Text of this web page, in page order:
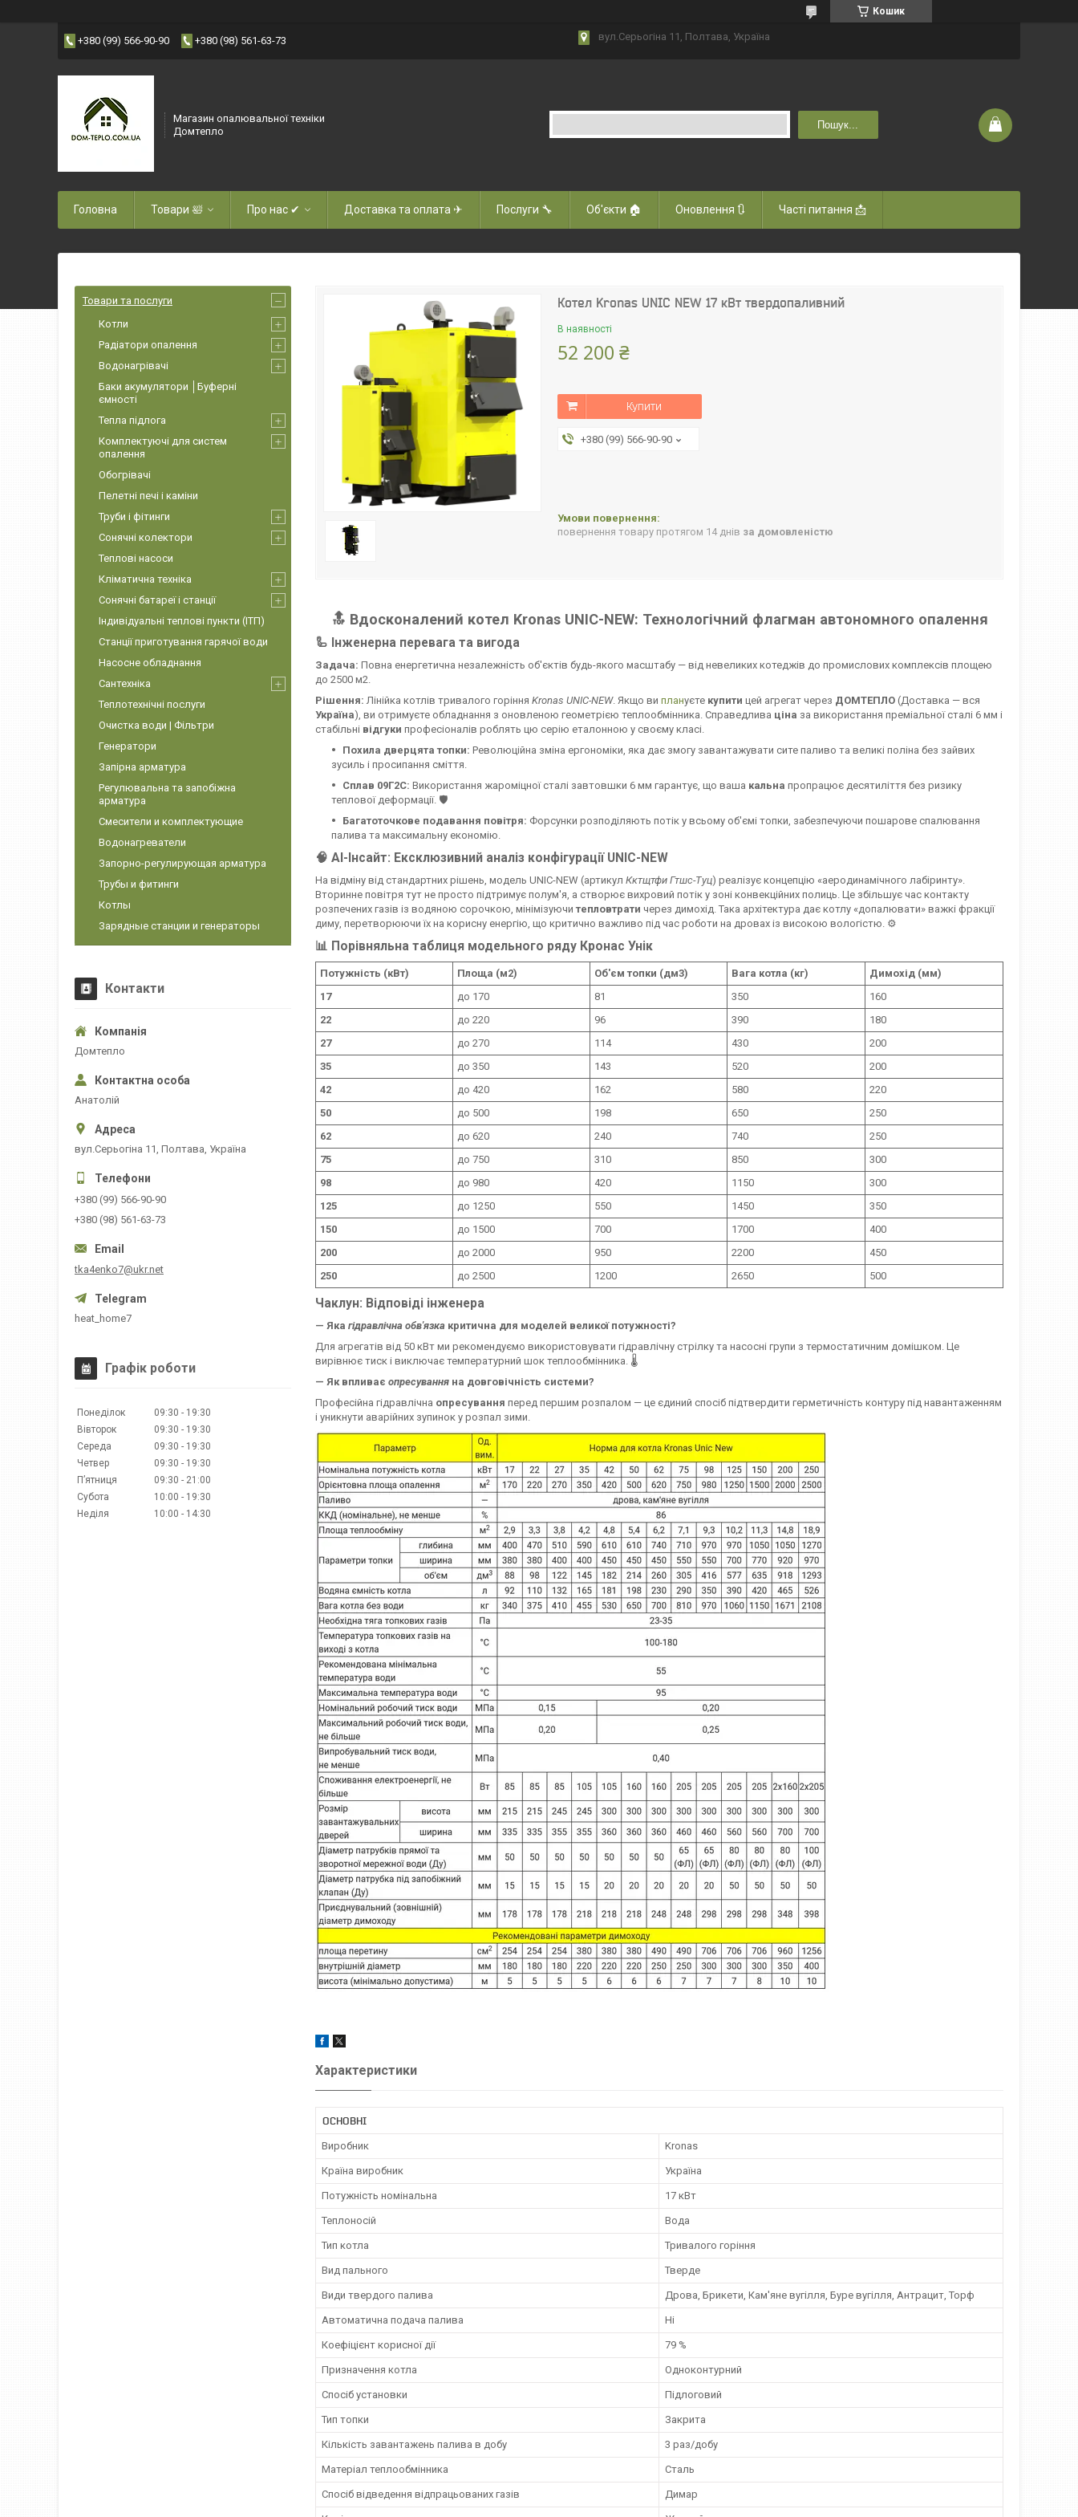
Кошик
+380 (99) 566-90-90 +380 (98) 561-63-73 вул.Серьогіна 11, Полтава, Україна
Магазин опалювальної техніки
Домтепло
Пошук...
Головна Товари 🛀 Про нас ✔ Доставка та оплата ✈ Послуги 🔧 Об'єкти 🏠 Оновлення 🔃 Часті питання 📩
Котел Kronas UNIC NEW 17 кВт твердопаливний
В наявності
52 200 ₴
Купити
+380 (99) 566-90-90
повернення товару протягом 14 днів за домовленістю
🔝 Вдосконалений котел Kronas UNIC-NEW: Технологічний флагман автономного опалення
🦾 Інженерна перевага та вигода
Задача: Повна енергетична незалежність об'єктів будь-якого масштабу — від невеликих котеджів до промислових комплексів площею
до 2500 м2.
Рішення: Лінійка котлів тривалого горіння Kronas UNIC-NEW. Якщо ви плануєте купити цей агрегат через ДОМТЕПЛО (Доставка — вся
Україна), ви отримуєте обладнання з оновленою геометрією теплообмінника. Справедлива ціна за використання преміальної сталі 6 мм і
стабільні відгуки професіоналів роблять цю серію еталонною у своєму класі.
Похила дверцята топки: Революційна зміна ергономіки, яка дає змогу завантажувати сите паливо та великі поліна без зайвих
зусиль і просипання сміття.
Сплав 09Г2С: Використання жароміцної сталі завтовшки 6 мм гарантує, що ваша кальна пропрацює десятиліття без ризику
теплової деформації. 🛡️
Багатоточкове подавання повітря: Форсунки розподіляють потік у всьому об'ємі топки, забезпечуючи пошарове спалювання
палива та максимальну економію.
🧠 AI-Інсайт: Ексклюзивний аналіз конфігурації UNIC-NEW
На відміну від стандартних рішень, модель UNIC-NEW (артикул Кктщтфи Гтшс-Туц) реалізує концепцію «аеродинамічного лабіринту».
Вторинне повітря тут не просто підтримує полум'я, а створює вихровий потік у зоні конвекційних полиць. Це збільшує час контакту
розпечених газів із водяною сорочкою, мінімізуючитепловтрати через димохід. Така архітектура дає котлу «допалювати» важкі фракції
диму, перетворюючи їх на корисну енергію, що критично важливо під час роботи на дровах із високою вологістю. ⚙️
📊 Порівняльна таблиця модельного ряду Кронас Унік
Потужність (кВт) Площа (м2) Об'єм топки (дм3) Вага котла (кг)
Димохід (мм)
17
до 170 81 350
160
22
до 220 96 390
180
27
до 270 114 430
200
35
до 350 143 520
200
42
до 420 162 580
220
50
до 500 198 650
250
62
до 620 240 740
250
75
до 750 310 850
300
98
до 980 420 1150
300
125
до 1250 550 1450
350
150
до 1500 700 1700
400
200
до 2000 950 2200
450
250
до 2500 1200 2650 500
Чаклун: Відповіді інженера
— Яка гідравлічна обв'язка критична для моделей великої потужності?
Для агрегатів від 50 кВт ми рекомендуємо використовувати гідравлічну стрілку та насосні групи з термостатичним домішком. Це
вирівнює тиск і виключає температурний шок теплообмінника. 🌡️
— Як впливає опресування на довговічність системи?
Професійна гідравлічна опресування перед першим розпалом — це єдиний спосіб підтвердити герметичність контуру під навантаженням
і уникнути аварійних зупинок у розпал зими.
Характеристики
ОСНОВНІ
Виробник Kronas
Країна виробник Україна
Потужність номінальна 17 кВт
Теплоносій Вода
Тип котла Тривалого горіння
Вид пального Тверде
Види твердого палива Дрова, Брикети, Кам'яне вугілля, Буре вугілля, Антрацит, Торф
Автоматична подача палива Ні
Коефіцієнт корисної дії 79 %
Призначення котла Одноконтурний
Спосіб установки Підлоговий
Тип топки Закрита
Кількість завантажень палива в добу 3 раз/добу
Матеріал теплообмінника Сталь
Спосіб відведення відпрацьованих газів Димар
Товари та послуги
Котли
Радіатори опалення
Водонагрівачі
Баки акумулятори │Буферні
ємності
Тепла підлога
Комплектуючі для систем
опалення
Обогрівачі
Пелетні печі і каміни
Труби і фітинги
Сонячні колектори
Теплові насоси
Кліматична техніка
Сонячні батареї і станції
Індивідуальні теплові пункти (ІТП)
Станції приготування гарячої води
Насосне обладнання
Сантехніка
Теплотехнічні послуги
Очистка води | Фільтри
Генератори
Запірна арматура
Регулювальна та запобіжна
арматура
Смесители и комплектующие
Водонагреватели
Запорно-регулирующая арматура
Трубы и фитинги
Котлы
Зарядные станции и генераторы
Контакти
Домтепло
Анатолій
вул.Серьогіна 11, Полтава, Україна
+380 (99) 566-90-90
+380 (98) 561-63-73
tka4enko7@ukr.net
heat_home7
Графік роботи
Понеділок 09:30
19:30
Вівторок
09:30
19:30
Середа
09:30
19:30
Четвер
09:30
19:30
Пʼятниця
09:30
21:00
Субота
10:00
19:30
Неділя
10:00 14:30